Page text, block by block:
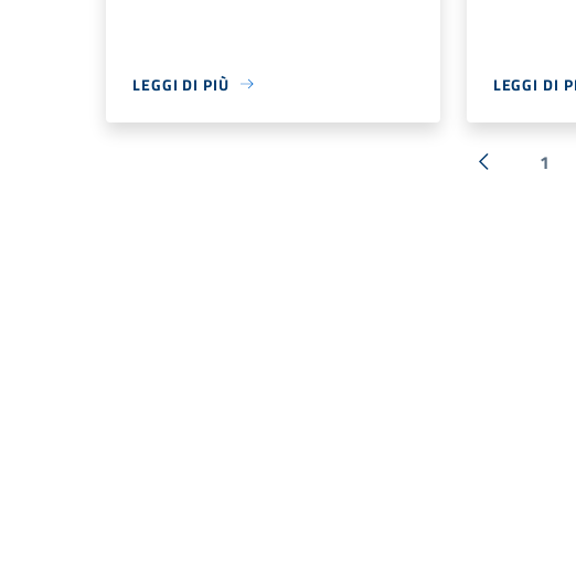
LEGGI DI PIÙ LEGGI DI
« Precedente
1